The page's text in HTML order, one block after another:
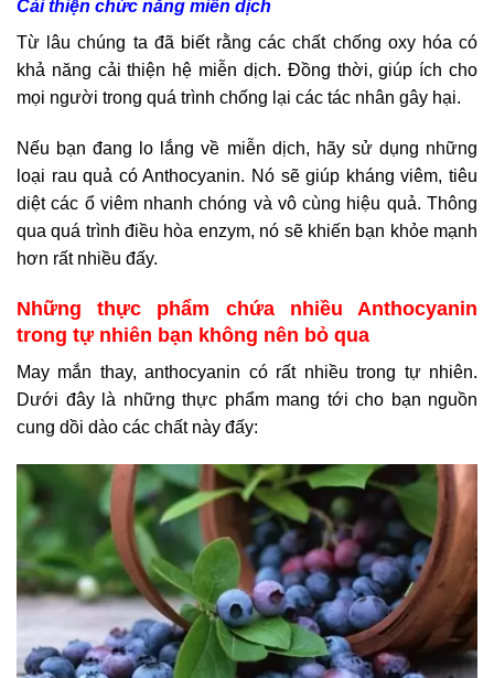
Cải thiện chức năng miễn dịch
Từ lâu chúng ta đã biết rằng các chất chống oxy hóa có
khả năng cải thiện hệ miễn dịch. Đồng thời, giúp ích cho
mọi người trong quá trình chống lại các tác nhân gây hại.
Nếu bạn đang lo lắng về miễn dịch, hãy sử dụng những
loại rau quả có Anthocyanin. Nó sẽ giúp kháng viêm, tiêu
diệt các ổ viêm nhanh chóng và vô cùng hiệu quả. Thông
qua quá trình điều hòa enzym, nó sẽ khiến bạn khỏe mạnh
hơn rất nhiều đấy.
Những thực phẩm chứa nhiều Anthocyanin
trong tự nhiên bạn không nên bỏ qua
May mắn thay, anthocyanin có rất nhiều trong tự nhiên.
Dưới đây là những thực phẩm mang tới cho bạn nguồn
cung dồi dào các chất này đấy: